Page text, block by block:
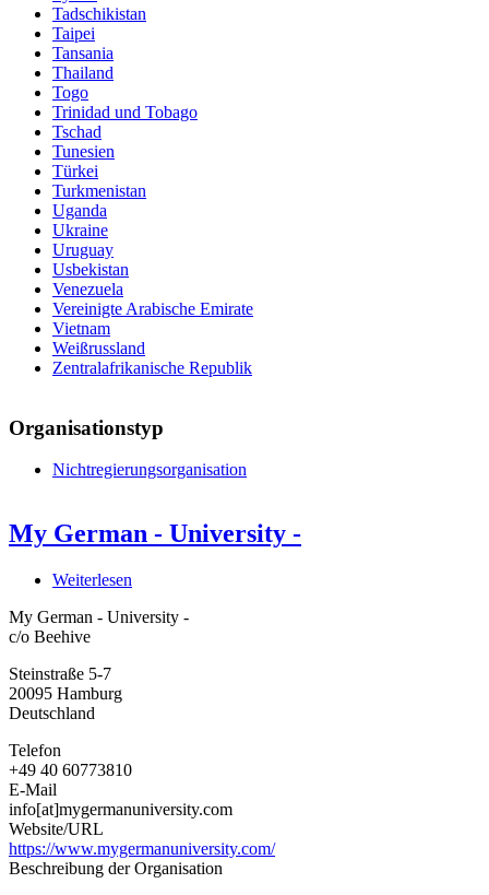
Tadschikistan
Taipei
Tansania
Thailand
Togo
Trinidad und Tobago
Tschad
Tunesien
Türkei
Turkmenistan
Uganda
Ukraine
Uruguay
Usbekistan
Venezuela
Vereinigte Arabische Emirate
Vietnam
Weißrussland
Zentralafrikanische Republik
Organisationstyp
Nichtregierungsorganisation
My German - University -
Weiterlesen
German
My German - University -
c/o Beehive
Steinstraße 5-7
20095 Hamburg
Deutschland
Telefon
+49 40 60773810
E-Mail
info[at]mygermanuniversity.com
Website/URL
https://www.mygermanuniversity.com/
Beschreibung der Organisation